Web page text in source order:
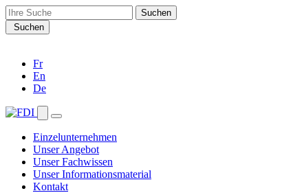
Search
for:Suchen
Fr
En
De
Einzelunternehmen
Unser Angebot
Unser Fachwissen
Unser Informationsmaterial
Kontakt